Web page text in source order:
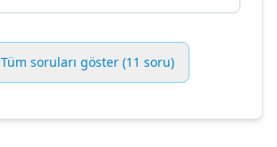
Tüm soruları göster (11 soru)